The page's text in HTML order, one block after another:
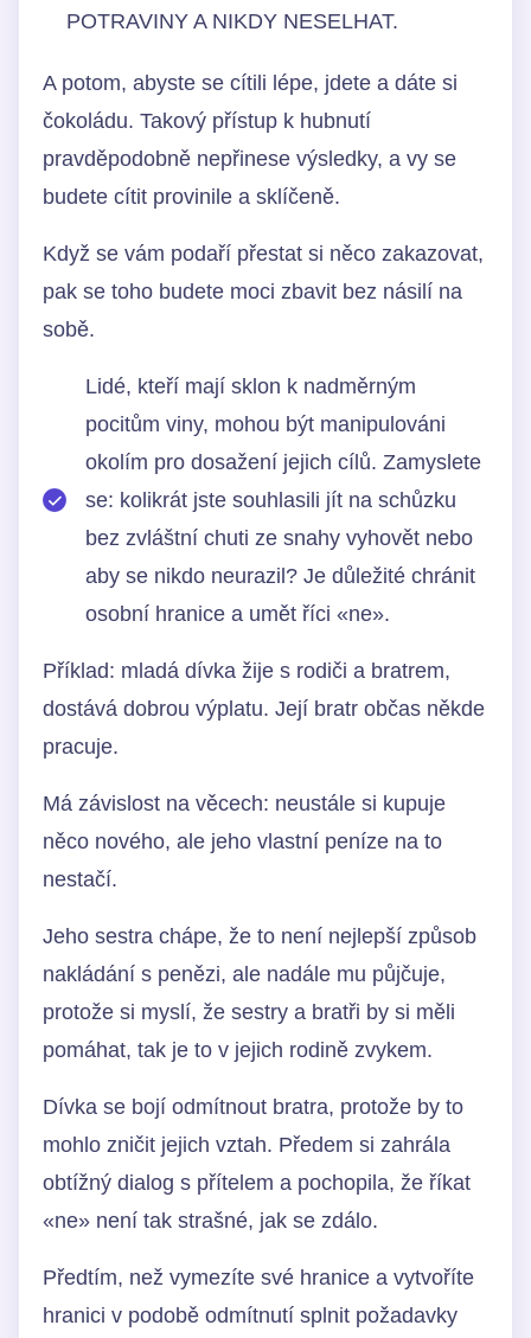
POTRAVINY A NIKDY NESELHAT.
A potom, abyste se cítili lépe, jdete a dáte si
čokoládu. Takový přístup k hubnutí
pravděpodobně nepřinese výsledky, a vy se
budete cítit provinile a sklíčeně.
Když se vám podaří přestat si něco zakazovat,
pak se toho budete moci zbavit bez násilí na
sobě.
Lidé, kteří mají sklon k nadměrným
pocitům viny, mohou být manipulováni
okolím pro dosažení jejich cílů. Zamyslete
se: kolikrát jste souhlasili jít na schůzku
bez zvláštní chuti ze snahy vyhovět nebo
aby se nikdo neurazil? Je důležité chránit
osobní hranice a umět říci «ne».
Příklad: mladá dívka žije s rodiči a bratrem,
dostává dobrou výplatu. Její bratr občas někde
pracuje.
Má závislost na věcech: neustále si kupuje
něco nového, ale jeho vlastní peníze na to
nestačí.
Jeho sestra chápe, že to není nejlepší způsob
nakládání s penězi, ale nadále mu půjčuje,
protože si myslí, že sestry a bratři by si měli
pomáhat, tak je to v jejich rodině zvykem.
Dívka se bojí odmítnout bratra, protože by to
mohlo zničit jejich vztah. Předem si zahrála
obtížný dialog s přítelem a pochopila, že říkat
«ne» není tak strašné, jak se zdálo.
Předtím, než vymezíte své hranice a vytvoříte
hranici v podobě odmítnutí splnit požadavky